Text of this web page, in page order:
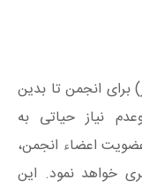
برای انجمن تا بدین
نیاز حیاتی به
اعضاء انجمن،
خواهد نمود. این